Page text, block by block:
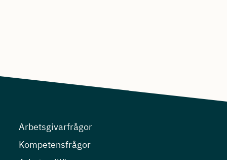
Arbetsgivarfrågor
Kompetensfrågor